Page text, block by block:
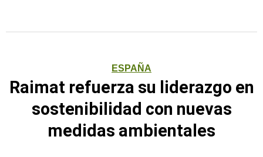
ESPAÑA
Raimat refuerza su liderazgo en
sostenibilidad con nuevas
medidas ambientales